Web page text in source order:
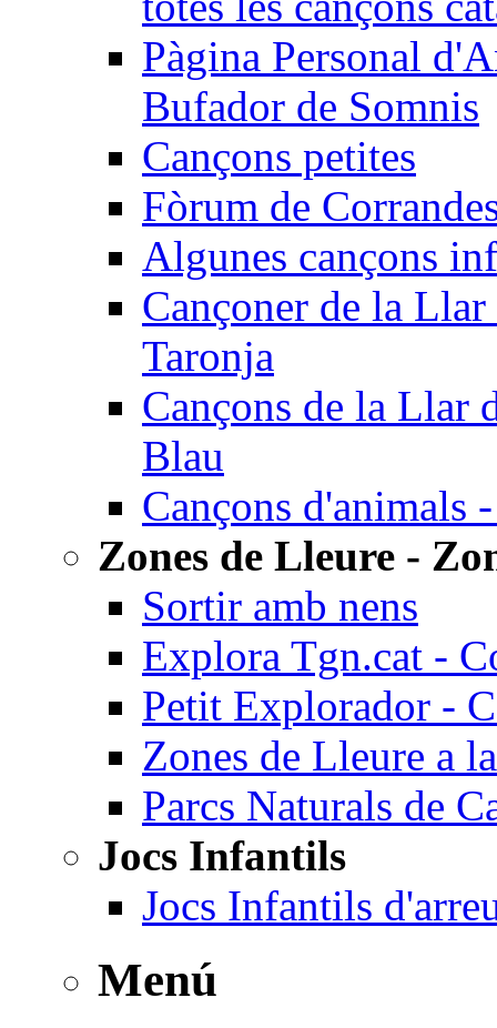
Pàgina Personal
Bufador de Somnis
Cançons petites
Fòrum de
Algunes cançons
Cançoner de la
Taronja
Cançons de la Llar
Blau
Cançons d'animals
Zones de Lleure -
Sortir amb nens
Explora Tgn.cat -
Petit Explorador -
Zones de Lleure a
Parcs Naturals de
Jocs Infantils
Jocs Infantils
Menú